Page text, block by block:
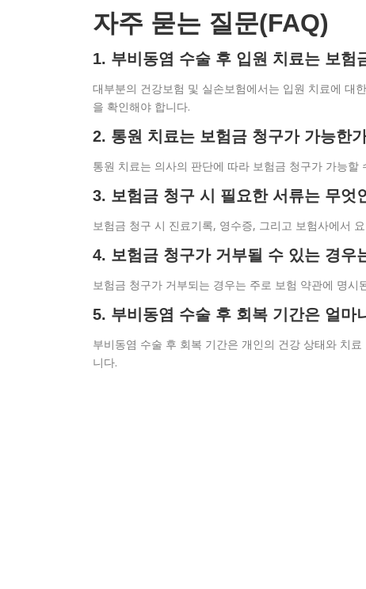
자주 묻는 질문(FAQ)
1. 부비동염 수술 후 입원 치료는 보험
대부분의 건강보험 및 실손보험에서는 입원 치료에 대
을 확인해야 합니다.
2. 통원 치료는 보험금 청구가 가능한
통원 치료는 의사의 판단에 따라 보험금 청구가 가능
3. 보험금 청구 시 필요한 서류는 무엇
보험금 청구 시 진료기록, 영수증, 그리고 보험사에서
4. 보험금 청구가 거부될 수 있는 경우
보험금 청구가 거부되는 경우는 주로 보험 약관에 명
5. 부비동염 수술 후 회복 기간은 얼마
부비동염 수술 후 회복 기간은 개인의 건강 상태와 치
니다.